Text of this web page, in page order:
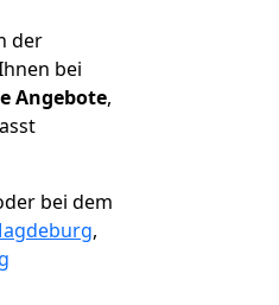
der
bei
Angebote,
bei dem
,